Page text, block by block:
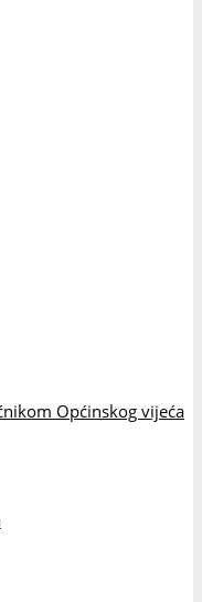
Općinskog vijeća
naknade i